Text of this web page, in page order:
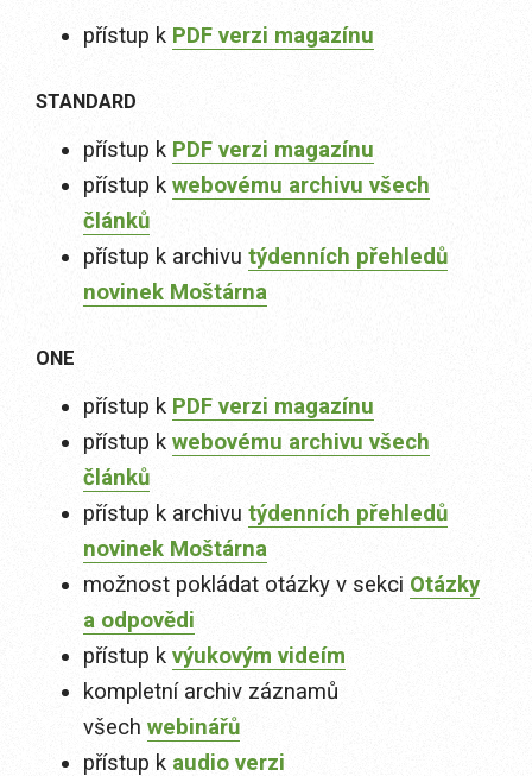
přístup k PDF verzi magazínu
STANDARD
přístup k PDF verzi magazínu
přístup k webovému archivu všech
článků
přístup k archivu týdenních přehledů
novinek Moštárna
ONE
přístup k PDF verzi magazínu
přístup k webovému archivu všech
článků
přístup k archivu týdenních přehledů
novinek Moštárna
možnost pokládat otázky v sekci Otázky
a odpovědi
přístup k výukovým videím
kompletní archiv záznamů
všech webinářů
přístup k audio verzi